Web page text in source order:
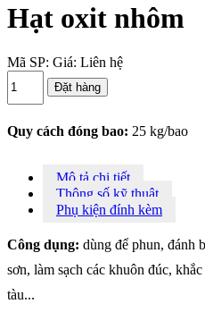
Hạt oxit nhôm
Mã SP: Giá: Liên hệ
Quy cách đóng bao: 25 kg/bao
Mô tả chi tiết
Thông số kỹ thuật
Phụ kiện đính kèm
Công dụng: dùng để phun, đánh
sơn, làm sạch các khuôn đúc,
tàu...